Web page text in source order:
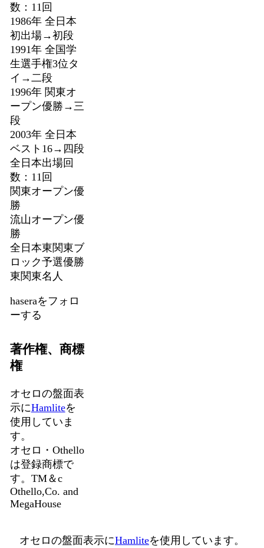
数：11回
1986年 全日本
初出場→初段
1991年 全国学
生選手権3位タ
イ→二段
1996年 関東オ
ープン優勝→三
段
2003年 全日本
ベスト16→四段
全日本出場回
数：11回
関東オープン優
勝
流山オープン優
勝
全日本東関東ブ
ロック予選優勝
東関東名人
haseraをフォロ
ーする
著作権、商標
権
オセロの盤面表
示にHamliteを
使用していま
す。
オセロ・Othello
は登録商標で
す。TM＆c
Othello,Co. and
MegaHouse
オセロの盤面表示にHamliteを使用しています。